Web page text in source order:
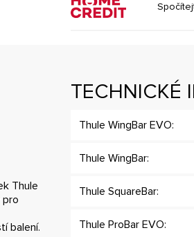
Thule
pro
balení.
TECHNICKÉ
Thule WingBar EVO:
Thule WingBar:
Thule SquareBar:
Thule ProBar EVO: